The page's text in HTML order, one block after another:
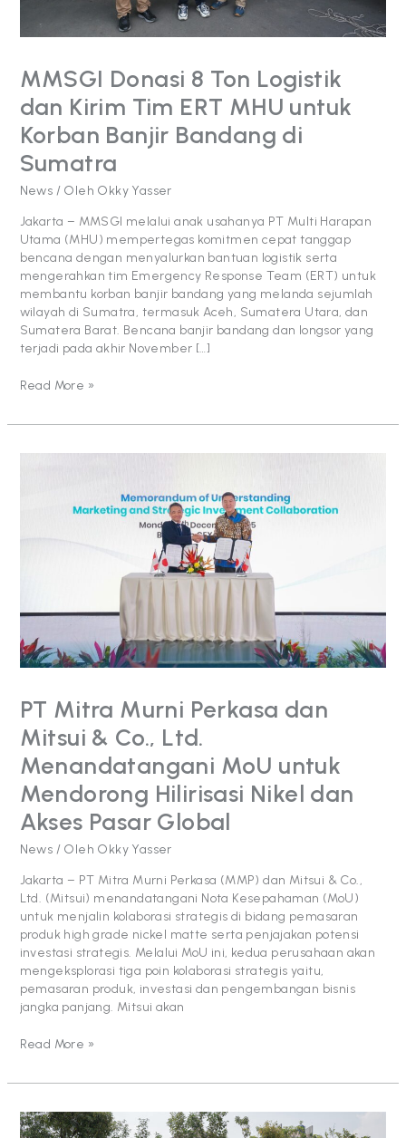
MMSGI Donasi 8 Ton Logistik
dan Kirim Tim ERT MHU untuk
Korban Banjir Bandang di
Sumatra
News / Oleh Okky Yasser
Jakarta – MMSGI melalui anak usahanya PT Multi Harapan
Utama (MHU) mempertegas komitmen cepat tanggap
bencana dengan menyalurkan bantuan logistik serta
mengerahkan tim Emergency Response Team (ERT) untuk
membantu korban banjir bandang yang melanda sejumlah
wilayah di Sumatra, termasuk Aceh, Sumatera Utara, dan
Sumatera Barat. Bencana banjir bandang dan longsor yang
terjadi pada akhir November […]
Korban
di
Sumatra
Read More »
PT Mitra Murni Perkasa dan
Mitsui & Co., Ltd.
Menandatangani MoU untuk
Mendorong Hilirisasi Nikel dan
Akses Pasar Global
News / Oleh Okky Yasser
Jakarta – PT Mitra Murni Perkasa (MMP) dan Mitsui & Co.,
Ltd. (Mitsui) menandatangani Nota Kesepahaman (MoU)
untuk menjalin kolaborasi strategis di bidang pemasaran
produk high grade nickel matte serta penjajakan potensi
investasi strategis. Melalui MoU ini, kedua perusahaan akan
mengeksplorasi tiga poin kolaborasi strategis yaitu,
pemasaran produk, investasi dan pengembangan bisnis
jangka panjang. Mitsui akan
PT
Menandatangani
MoU
untuk
Mendorong
Nikel
Akses
Pasar
Global
Read More »
MMSGI
Perkuat